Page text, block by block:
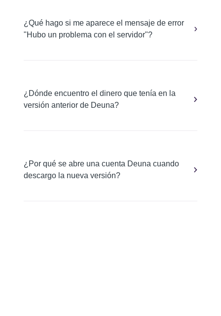
¿Qué hago si me aparece el mensaje de error
"Hubo un problema con el servidor"?
¿Dónde encuentro el dinero que tenía en la
versión anterior de Deuna?
¿Por qué se abre una cuenta Deuna cuando
descargo la nueva versión?